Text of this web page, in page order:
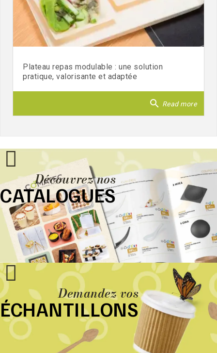
Plateau repas modulable : une solution
pratique, valorisante et adaptée
search Read more
Découvrez nos
CATALOGUES
Demandez vos
ÉCHANTILLONS